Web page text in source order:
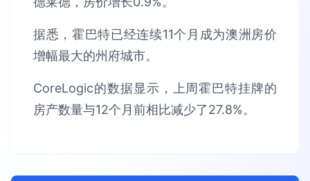
据悉，霍巴特已经连续11个月成为澳洲房价
增幅最大的州府城市。
CoreLogic的数据显示，上周霍巴特挂牌的
房产数量与12个月前相比减少了27.8%。